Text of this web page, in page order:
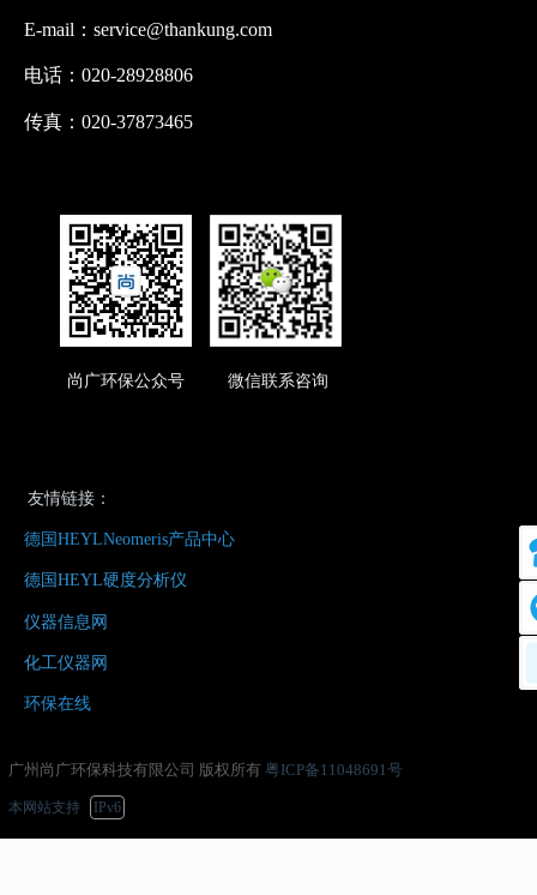
E-mail：service@thankung.com
电话：020-28928806
传真：020-37873465
尚广环保公众号 微信联系咨询
友情链接：
德国HEYLNeomeris产品中心
德国HEYL硬度分析仪
仪器信息网
化工仪器网
环保在线
广州尚广环保科技有限公司 版权所有粤ICP备11048691号
本网站支持 IPv6